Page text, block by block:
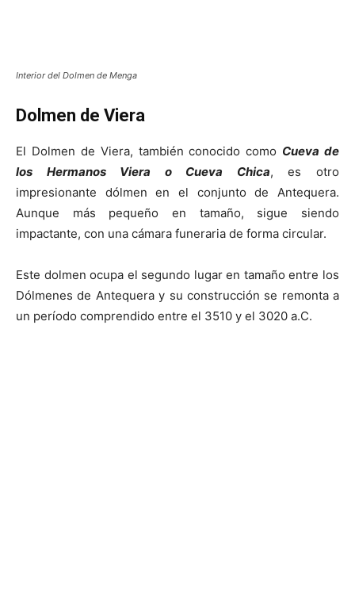
Interior del Dolmen de Menga
Dolmen de Viera
El Dolmen de Viera, también conocido como Cueva de
los Hermanos Viera o Cueva Chica, es otro
impresionante dólmen en el conjunto de Antequera.
Aunque más pequeño en tamaño, sigue siendo
impactante, con una cámara funeraria de forma circular.
Este dolmen ocupa el segundo lugar en tamaño entre los
Dólmenes de Antequera y su construcción se remonta a
un período comprendido entre el 3510 y el 3020 a.C.